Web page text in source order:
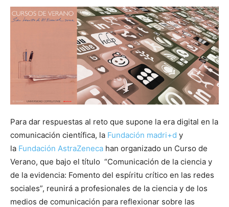
Para dar respuestas al reto que supone la era digital en la
comunicación científica, la Fundación madri+d y
la Fundación AstraZeneca han organizado un Curso de
Verano, que bajo el título “Comunicación de la ciencia y
de la evidencia: Fomento del espíritu crítico en las redes
sociales”, reunirá a profesionales de la ciencia y de los
medios de comunicación para reflexionar sobre las